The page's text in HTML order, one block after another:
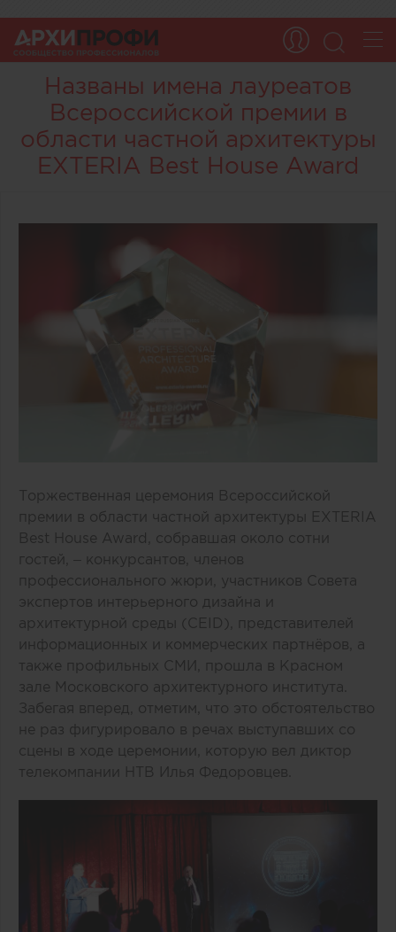
Названы имена лауреатов
Всероссийской премии в
области частной архитектуры
EXTERIA Best House Award
Торжественная церемония Всероссийской
премии в области частной архитектуры EXTERIA
Best House Award, собравшая около сотни
гостей, – конкурсантов, членов
профессионального жюри, участников Совета
экспертов интерьерного дизайна и
архитектурной среды (CEID), представителей
информационных и коммерческих партнёров, а
также профильных СМИ, прошла в Красном
зале Московского архитектурного института.
Забегая вперед, отметим, что это обстоятельство
не раз фигурировало в речах выступавших со
сцены в ходе церемонии, которую вел диктор
телекомпании НТВ Илья Федоровцев.